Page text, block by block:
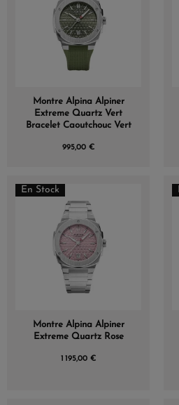
Montre Alpina Alpiner
Extreme Quartz Vert
Bracelet Caoutchouc Vert
995,00 €
En Stock
Montre Alpina Alpiner
Extreme Quartz Rose
1 195,00 €